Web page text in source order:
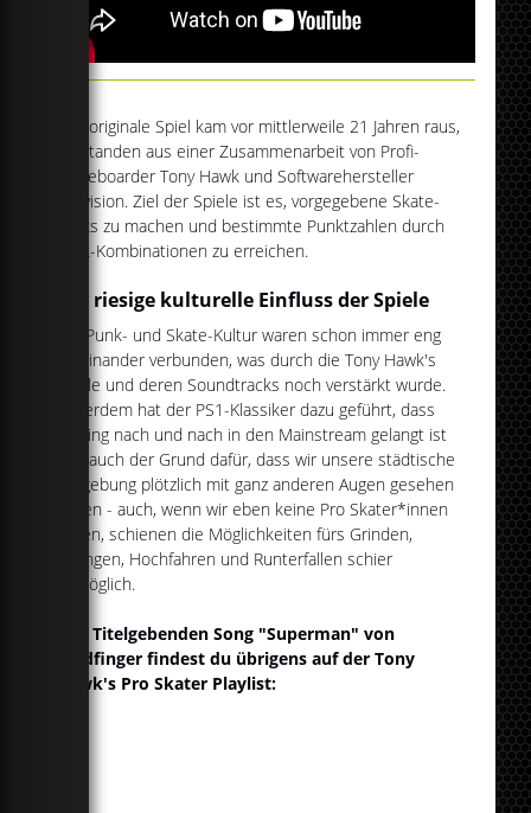
Das originale Spiel kam vor mittlerweile 21 Jahren raus,
entstanden aus einer Zusammenarbeit von Profi-
Skateboarder Tony Hawk und Softwarehersteller
Activision. Ziel der Spiele ist es, vorgegebene Skate-
Tricks zu machen und bestimmte Punktzahlen durch
Trick-Kombinationen zu erreichen.
Der riesige kulturelle Einfluss der Spiele
Die Punk- und Skate-Kultur waren schon immer eng
miteinander verbunden, was durch die Tony Hawk's
Spiele und deren Soundtracks noch verstärkt wurde.
Außerdem hat der PS1-Klassiker dazu geführt, dass
Skating nach und nach in den Mainstream gelangt ist
und auch der Grund dafür, dass wir unsere städtische
Umgebung plötzlich mit ganz anderen Augen gesehen
haben - auch, wenn wir eben keine Pro Skater*innen
waren, schienen die Möglichkeiten fürs Grinden,
Springen, Hochfahren und Runterfallen schier
unmöglich.
Den Titelgebenden Song "Superman" von
Goldfinger findest du übrigens auf der Tony
Hawk's Pro Skater Playlist: